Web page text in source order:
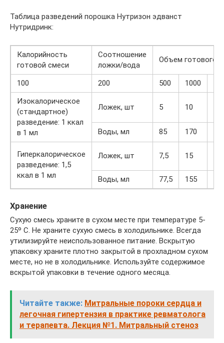
Таблица разведений порошка Нутризон эдванст
Нутридринк:
Калорийность
готовой смеси
Соотношение
ложки/вода
Объем готового
100 200 500 1000
Изокалорическое
(стандартное)
разведение: 1 ккал
в 1 мл
Ложек, шт 5 10
Воды, мл 85 170
Гиперкалорическое
разведение: 1,5
ккал в 1 мл
Ложек, шт 7,5 15
Воды, мл 77,5 155
Хранение
Сухую смесь храните в сухом месте при температуре 5-
25º С. Не храните сухую смесь в холодильнике. Всегда
утилизируйте неиспользованное питание. Вскрытую
упаковку храните плотно закрытой в прохладном сухом
месте, но не в холодильнике. Используйте содержимое
вскрытой упаковки в течение одного месяца.
Читайте также: Митральные пороки сердца и
легочная гипертензия в практике ревматолога
и терапевта. Лекция №1. Митральный стеноз